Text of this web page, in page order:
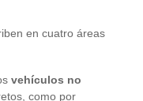
en cuatro áreas
vehículos no
como por